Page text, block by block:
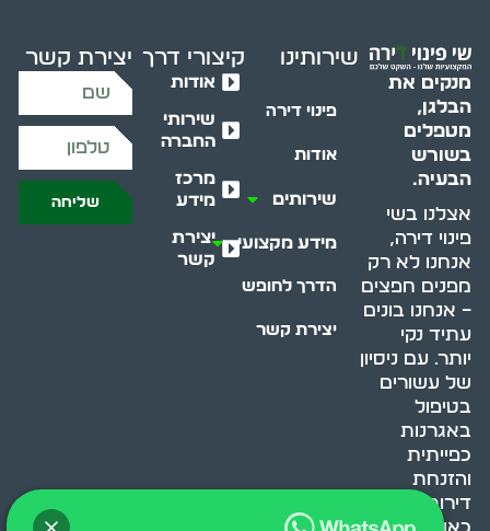
מנקים את
הבלגן,
מטפלים
בשורש
הבעיה.
אצלנו בשי
פינוי דירה,
אנחנו לא רק
מפנים חפצים
– אנחנו בונים
עתיד נקי
יותר. עם ניסיון
של עשורים
בטיפול
באגרנות
כפייתית
והזנחת
דירות, אנחנו
שירותינו
פינוי דירה
אודות
שירותים
מידע מקצועי
הדרך לחופש
יצירת קשר
קיצורי דרך
אודות
שירותי
החברה
מרכז
מידע
יצירת
קשר
יצירת קשר
שליחה